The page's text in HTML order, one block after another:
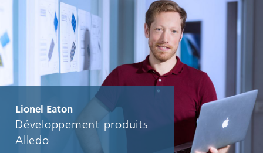
Lionel Eaton
Développement produits
Alledo